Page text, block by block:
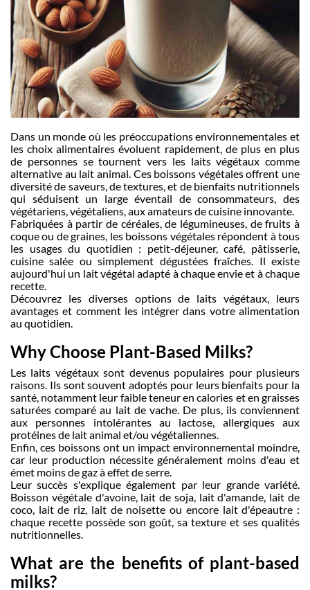
Dans un monde où les préoccupations environnementales et
les choix alimentaires évoluent rapidement, de plus en plus
de personnes se tournent vers les laits végétaux comme
alternative au lait animal. Ces boissons végétales offrent une
diversité de saveurs, de textures, et de bienfaits nutritionnels
qui séduisent un large éventail de consommateurs, des
végétariens, végétaliens, aux amateurs de cuisine innovante.
Fabriquées à partir de céréales, de légumineuses, de fruits à
coque ou de graines, les boissons végétales répondent à tous
les usages du quotidien : petit-déjeuner, café, pâtisserie,
cuisine salée ou simplement dégustées fraîches. Il existe
aujourd'hui un lait végétal adapté à chaque envie et à chaque
recette.
Découvrez les diverses options de laits végétaux, leurs
avantages et comment les intégrer dans votre alimentation
au quotidien.
Why Choose Plant-Based Milks?
Les laits végétaux sont devenus populaires pour plusieurs
raisons. Ils sont souvent adoptés pour leurs bienfaits pour la
santé, notamment leur faible teneur en calories et en graisses
saturées comparé au lait de vache. De plus, ils conviennent
aux personnes intolérantes au lactose, allergiques aux
protéines de lait animal et/ou végétaliennes.
Enfin, ces boissons ont un impact environnemental moindre,
car leur production nécessite généralement moins d'eau et
émet moins de gaz à effet de serre.
Leur succès s'explique également par leur grande variété.
Boisson végétale d'avoine, lait de soja, lait d'amande, lait de
coco, lait de riz, lait de noisette ou encore lait d'épeautre :
chaque recette possède son goût, sa texture et ses qualités
nutritionnelles.
What are the benefits of plant-based
milks?